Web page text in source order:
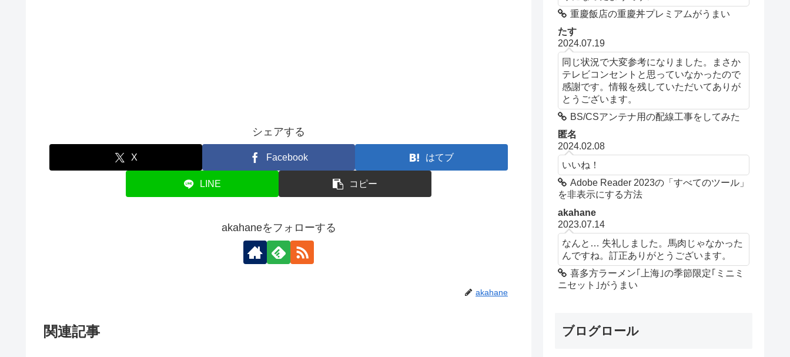
シェアする
X Facebook はてブ
LINE コピー
akahaneをフォローする
akahane
関連記事
重慶飯店の重慶丼プレミアムがうまい
たす
2024.07.19
同じ状況で大変参考になりました。まさか
テレビコンセントと思っていなかったので
感謝です。情報を残していただいてありが
とうございます。
BS/CSアンテナ用の配線工事をしてみた
匿名
2024.02.08
いいね！
Adobe Reader 2023の「すべてのツール」
を非表示にする方法
akahane
2023.07.14
なんと… 失礼しました。馬肉じゃなかった
んですね。訂正ありがとうございます。
喜多方ラーメン｢上海｣の季節限定｢ミニミ
ニセット｣がうまい
ブログロール